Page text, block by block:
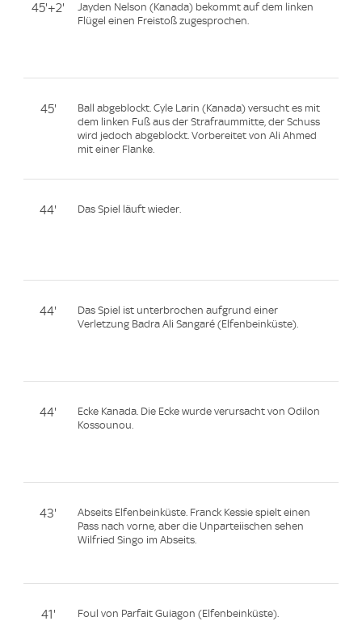
45'+2'
Jayden Nelson (Kanada) bekommt auf dem linken
Flügel einen Freistoß zugesprochen.
45'
Ball abgeblockt. Cyle Larin (Kanada) versucht es mit
dem linken Fuß aus der Strafraummitte, der Schuss
wird jedoch abgeblockt. Vorbereitet von Ali Ahmed
mit einer Flanke.
44' Das Spiel läuft wieder.
44'
Das Spiel ist unterbrochen aufgrund einer
Verletzung Badra Ali Sangaré (Elfenbeinküste).
44'
Ecke Kanada. Die Ecke wurde verursacht von Odilon
Kossounou.
43'
Abseits Elfenbeinküste. Franck Kessie spielt einen
Pass nach vorne, aber die Unparteiischen sehen
Wilfried Singo im Abseits.
41' Foul von Parfait Guiagon (Elfenbeinküste).